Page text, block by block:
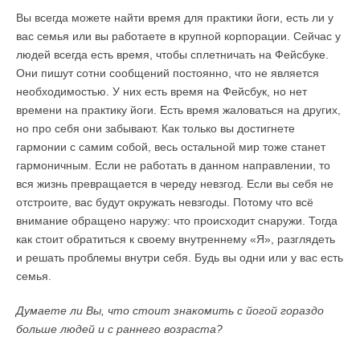
Вы всегда можете найти время для практики йоги, есть ли у
вас семья или вы работаете в крупной корпорации. Сейчас у
людей всегда есть время, чтобы сплетничать на Фейсбуке.
Они пишут сотни сообщений постоянно, что не является
необходимостью. У них есть время на Фейсбук, но нет
времени на практику йоги. Есть время жаловаться на других,
но про себя они забывают. Как только вы достигнете
гармонии с самим собой, весь остальной мир тоже станет
гармоничным. Если не работать в данном направлении, то
вся жизнь превращается в череду невзгод. Если вы себя не
отстроите, вас будут окружать невзгоды. Потому что всё
внимание обращено наружу: что происходит снаружи. Тогда
как стоит обратиться к своему внутреннему «Я», разглядеть
и решать проблемы внутри себя. Будь вы одни или у вас есть
семья.
Думаете ли Вы, что стоит знакомить с йогой гораздо
больше людей и с раннего возраста?